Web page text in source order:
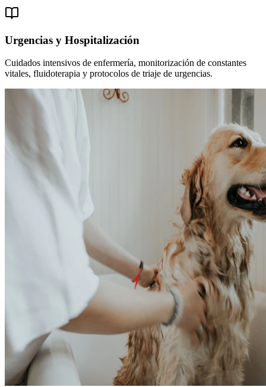
Urgencias y Hospitalización
Cuidados intensivos de enfermería, monitorización de constantes
vitales, fluidoterapia y protocolos de triaje de urgencias.